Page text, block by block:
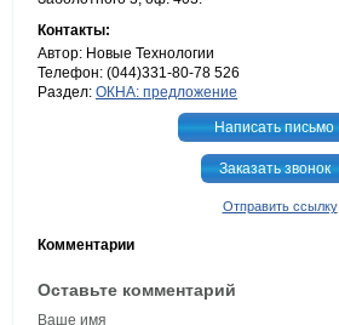
Контакты:
Автор: Новые Технологии
Телефон: (044)331-80-78 526
Раздел: ОКНА: предложение
Написать письмо
Заказать звонок
Отправить ссылку
Комментарии
Оставьте комментарий
Ваше имя